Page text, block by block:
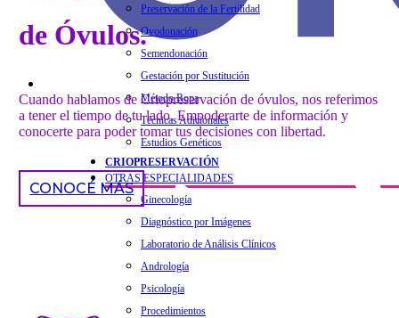
Preservación de la Fertilidad
Ovodonación
Semendonación
Gestación por Sustitución
Método Ropa
Técnicas Adicionales
Estudios Genéticos
CRIOPRESERVACIÓN
OTRAS ESPECIALIDADES
Ginecología
Diagnóstico por Imágenes
Laboratorio de Análisis Clínicos
Andrología
Psicología
Procedimientos
de Óvulos.
Cuando hablamos de Criopreservación de óvulos, nos referimos
a tener el tiempo de tu lado. Empoderarte de información y
conocerte para poder tomar tus decisiones con libertad.
CONOCÉ MÁS